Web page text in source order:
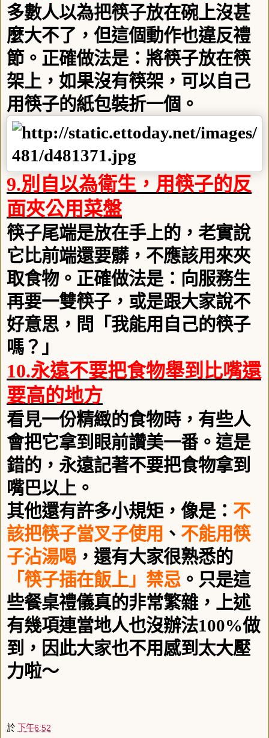
多數人以為把筷子放在碗上沒甚
麼大不了，但這個動作也違反禮
節。正確做法是：將筷子放在筷
架上，如果沒有筷架，可以自己
用筷子的紙包裝折一個。
9.別自以為衛生，用筷子的反
面夾公用菜盤
筷子尾端是放在手上的，老實說
它比前端還要髒，不應該用來夾
取食物。正確做法是：向服務生
再要一雙筷子，或是跟大家說不
好意思，問「我能用自己的筷子
嗎？」
10.永遠不要把食物舉到比嘴還
要高的地方
看見一份精緻的食物時，有些人
會把它拿到眼前讚美一番。這是
錯的，永遠記著不要把食物拿到
嘴巴以上。
其他還有許多小規矩，像是： 不
該把筷子當叉子使用 、 不能用筷
子沾湯喝 ，還有大家很熟悉的
「筷子插在飯上」禁忌 。只是這
些餐桌禮儀真的非常繁雜，上述
有幾項連當地人也沒辦法100%做
到，因此大家也不用感到太大壓
力啦～
於 下午6:52